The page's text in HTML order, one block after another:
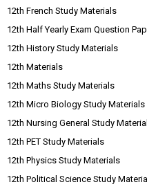
12th French Study Materials
12th Half Yearly Exam Question
12th History Study Materials
12th Materials
12th Maths Study Materials
12th Micro Biology Study Materials
12th Nursing General Study
12th PET Study Materials
12th Physics Study Materials
12th Political Science Study